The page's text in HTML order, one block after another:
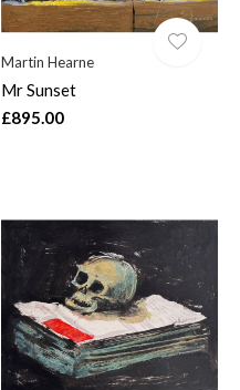
Martin Hearne
Mr Sunset
£895.00